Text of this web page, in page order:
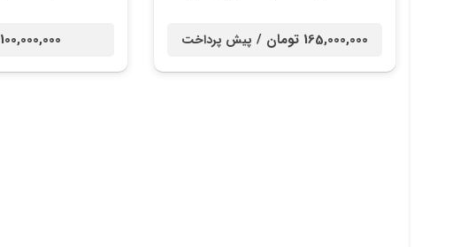
165,000,000 تومان / پیش پرداخت 100,000,000 تومان /